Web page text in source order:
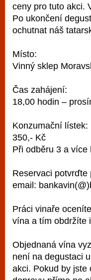
ceny pro tuto akci.
Po ukončení
ochutnat náš
Místo:
Vinný sklep
Čas zahájení:
18,00 hodin –
Konzumační lístek:
350,- Kč
Při odběru 3 a
Reservaci potvrďte
email:
Práci vinaře
vína a tím obdržíte
Objednaná vína
není na degustaci
akci. Pokud by jste